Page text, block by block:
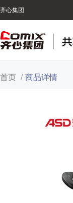
齐心集团
首页 / 商品详情